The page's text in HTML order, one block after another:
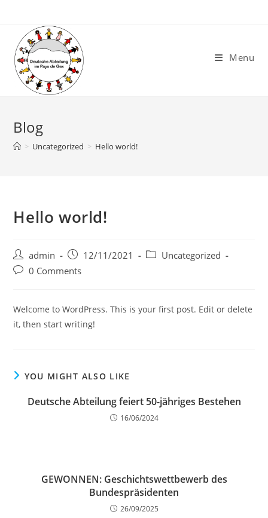
content
Menu
Blog
> Uncategorized > Hello world!
Hello world!
Post
author:
admin
Post
published:
12/11/2021
PostUncategorized
Post0 Comments
Welcome to WordPress. This is your first post. Edit or delete
it, then start writing!
YOU MIGHT ALSO LIKE
Deutsche Abteilung feiert 50-jähriges Bestehen
16/06/2024
GEWONNEN: Geschichtswettbewerb des
Bundespräsidenten
26/09/2025